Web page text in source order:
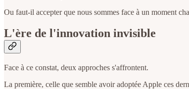
Ou faut-il accepter que nous sommes face à un moment
L'ère de l'innovation invisible
Face à ce constat, deux approches s'affrontent.
La première, celle que semble avoir adoptée Apple ces